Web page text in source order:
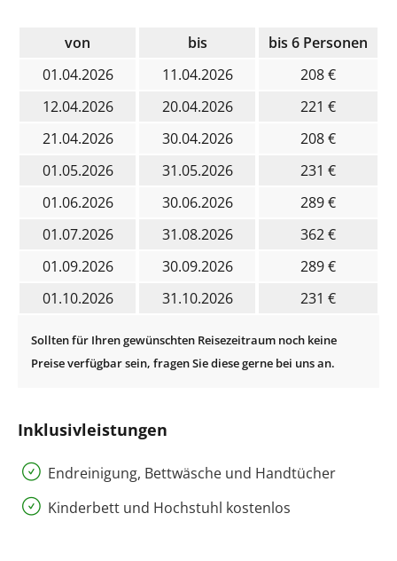
von bis
bis 6 Personen
01.04.2026
11.04.2026
208 €
12.04.2026
20.04.2026
221 €
21.04.2026
30.04.2026
208 €
01.05.2026
31.05.2026
231 €
01.06.2026
30.06.2026
289 €
01.07.2026
31.08.2026
362 €
01.09.2026
30.09.2026
289 €
01.10.2026
31.10.2026 231 €
Inklusivleistungen
Endreinigung, Bettwäsche und Handtücher
Kinderbett und Hochstuhl kostenlos